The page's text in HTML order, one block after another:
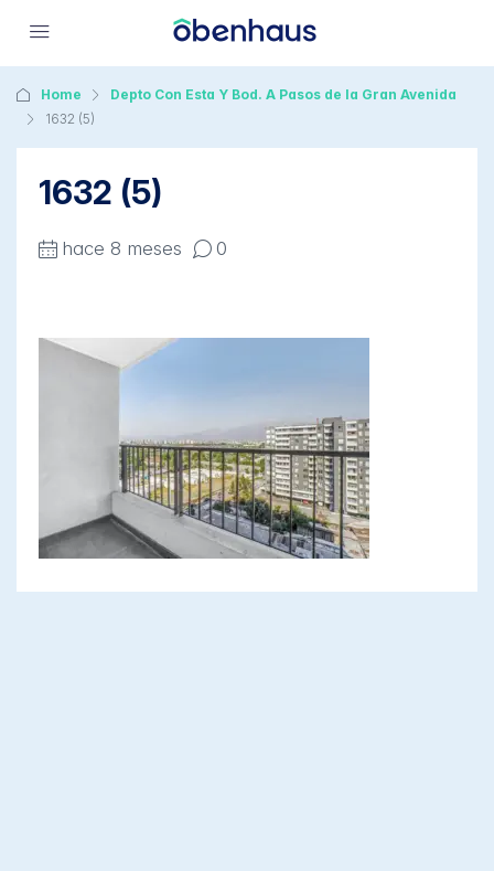
Home
Depto Con Esta Y Bod. A Pasos de la Gran Avenida
1632 (5)
1632 (5)
hace 8 meses 0